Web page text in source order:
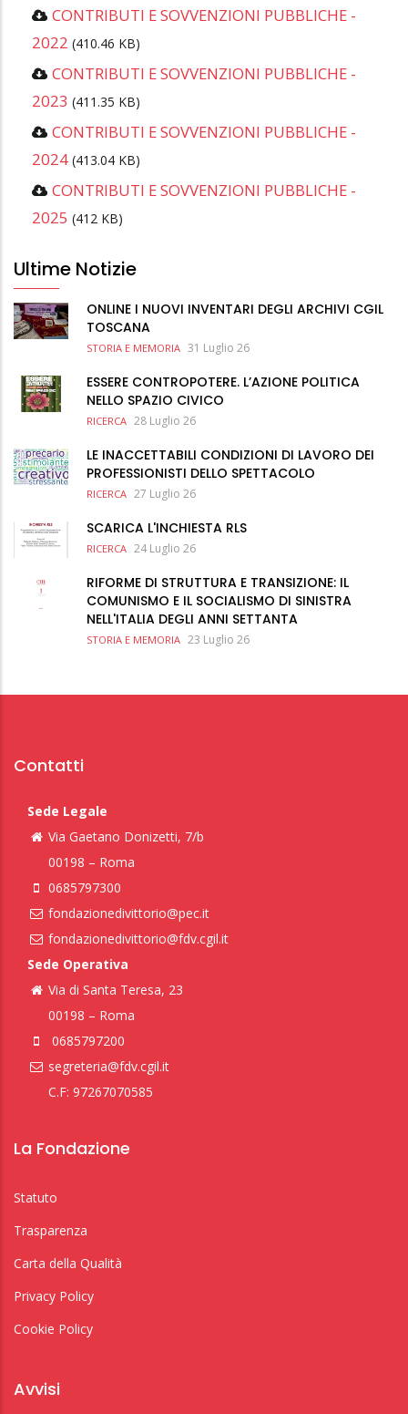
CONTRIBUTI E SOVVENZIONI PUBBLICHE -
2022 (410.46 KB)
CONTRIBUTI E SOVVENZIONI PUBBLICHE -
2023 (411.35 KB)
CONTRIBUTI E SOVVENZIONI PUBBLICHE -
2024 (413.04 KB)
CONTRIBUTI E SOVVENZIONI PUBBLICHE -
2025 (412 KB)
Ultime Notizie
ONLINE I NUOVI INVENTARI DEGLI ARCHIVI CGIL
TOSCANA
STORIA E MEMORIA 31 Luglio 26
ESSERE CONTROPOTERE. L’AZIONE POLITICA
NELLO SPAZIO CIVICO
RICERCA 28 Luglio 26
LE INACCETTABILI CONDIZIONI DI LAVORO DEI
PROFESSIONISTI DELLO SPETTACOLO
RICERCA 27 Luglio 26
SCARICA L'INCHIESTA RLS
RICERCA 24 Luglio 26
RIFORME DI STRUTTURA E TRANSIZIONE: IL
COMUNISMO E IL SOCIALISMO DI SINISTRA
NELL'ITALIA DEGLI ANNI SETTANTA
STORIA E MEMORIA 23 Luglio 26
Contatti
Sede Legale
Via Gaetano Donizetti, 7/b
00198 – Roma
0685797300
fondazionedivittorio@pec.it
fondazionedivittorio@fdv.cgil.it
Sede Operativa
Via di Santa Teresa, 23
00198 – Roma
0685797200
segreteria@fdv.cgil.it
C.F: 97267070585
La Fondazione
Statuto
Trasparenza
Carta della Qualità
Privacy Policy
Cookie Policy
Avvisi